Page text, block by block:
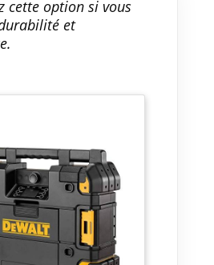
cette option si vous
et